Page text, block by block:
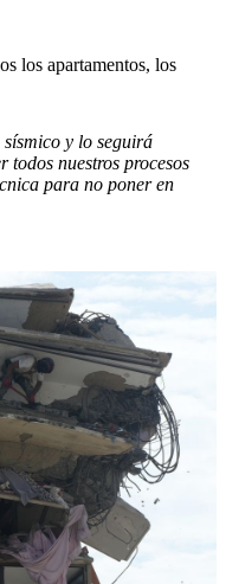
los apartamentos, los
sísmico y lo seguirá
todos nuestros procesos
para no poner en